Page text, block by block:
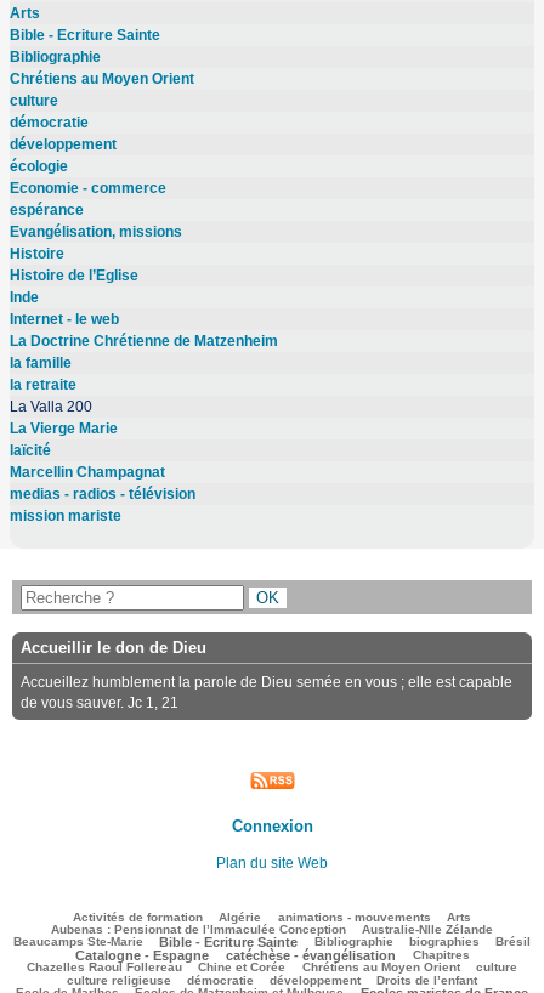
Arts
Bible - Ecriture Sainte
Bibliographie
Chrétiens au Moyen Orient
culture
démocratie
développement
écologie
Economie - commerce
espérance
Evangélisation, missions
Histoire
Histoire de l’Eglise
Inde
Internet - le web
La Doctrine Chrétienne de Matzenheim
la famille
la retraite
La Valla 200
La Vierge Marie
laïcité
Marcellin Champagnat
medias - radios - télévision
mission mariste
Accueillir le don de Dieu
Accueillez humblement la parole de Dieu semée en vous ; elle est capable
de vous sauver. Jc 1, 21
Connexion
Plan du site Web
Activités de formation Algérie animations - mouvements Arts
Aubenas : Pensionnat de l’Immaculée Conception
52/2917 Australie-Nlle Zélande
92/2917
Beaucamps Ste-Marie
672/2917 Bible - Ecriture Sainte
56/2917 Bibliographie
557/2917 biographies
104/2917 Brésil
876/2917
Catalogne - Espagne catéchèse - évangélisation Chapitres
Chazelles Raoul Follereau
102/2917 Chine et Corée
275/2917 Chrétiens au Moyen Orient
417/2917 culture
36/2917
culture religieuse
démocratie développement Droits de l’enfant